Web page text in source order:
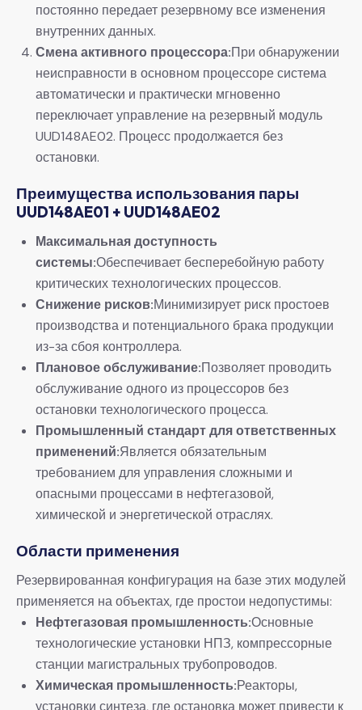
постоянно передает резервному все изменения
внутренних данных.
Смена активного процессора:При обнаружении
неисправности в основном процессоре система
автоматически и практически мгновенно
переключает управление на резервный модуль
UUD148AE02. Процесс продолжается без
остановки.
Преимущества использования пары
UUD148AE01 + UUD148AE02
Максимальная доступность
системы:Обеспечивает бесперебойную работу
критических технологических процессов.
Снижение рисков:Минимизирует риск простоев
производства и потенциального брака продукции
из-за сбоя контроллера.
Плановое обслуживание:Позволяет проводить
обслуживание одного из процессоров без
остановки технологического процесса.
Промышленный стандарт для ответственных
применений:Является обязательным
требованием для управления сложными и
опасными процессами в нефтегазовой,
химической и энергетической отраслях.
Области применения
Резервированная конфигурация на базе этих модулей
применяется на объектах, где простои недопустимы:
Нефтегазовая промышленность:Основные
технологические установки НПЗ, компрессорные
станции магистральных трубопроводов.
Химическая промышленность:Реакторы,
установки синтеза, где остановка может привести к